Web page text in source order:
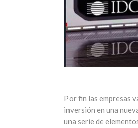
Por fin las empresas
inversión en una
una serie de